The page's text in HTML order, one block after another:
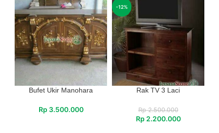
Bufet Ukir Manohara
Rp 3.500.000
-12%
Rak TV 3 Laci
Rp2.500.000
Rp 2.200.000